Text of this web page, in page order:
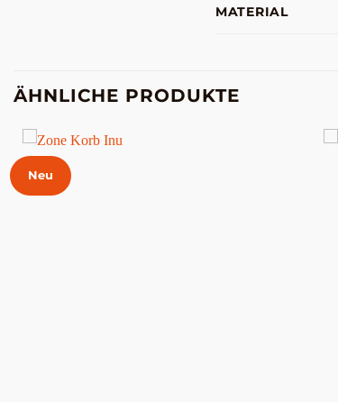
MATERIAL
ÄHNLICHE PRODUKTE
Neu